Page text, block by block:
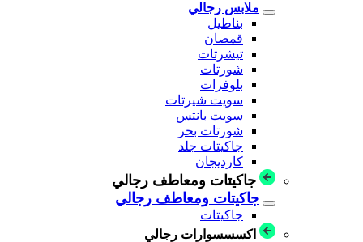
ملابس رجالي
بناطيل
قمصان
تيشرتات
شورتات
بلوفرات
سويت شيرتات
سويت بانتس
شورتات بحر
جاكيتات جلد
كارديجان
جاكيتات ومعاطف رجالي
جاكيتات ومعاطف رجالي
جاكيتات
اكسسسوارات رجالي